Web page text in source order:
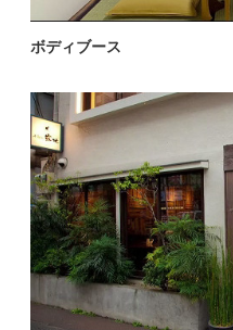
ボディブース